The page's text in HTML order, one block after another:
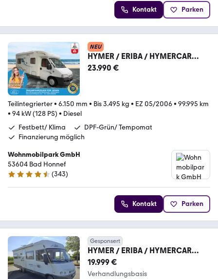
Kontakt Parken
NEU
HYMER / ERIBA / HYMERCAR
Tramp T 655 Classic / Festbett /
23.990 €
Teilintegrierter• 6.150 mm • Bis 3.495 kg • EZ 05/2006• 99.995 km
• 94 kW (128 PS) • Diesel
Festbett/ Klima
DPF-Grün/ Tempomat
Finanzierung möglich
Wohnmobilpark GmbH
53604 Bad Honnef
4.3 Sterne
(343)
Kontakt Parken
Gesponsert
HYMER / ERIBA / HYMERCAR
Hymer E690 | H-Kennzeichen | 116
PS TDI |
19.999 €
Verhandlungsbasis